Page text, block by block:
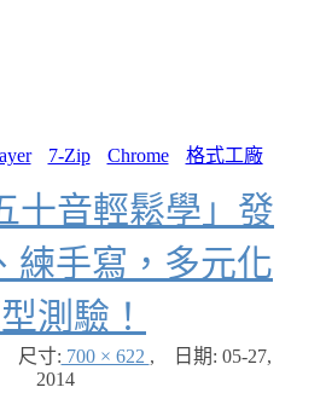
7-Zip Chrome 格式工廠
十音輕鬆學」發
練手寫，多元化
測驗！
尺寸: 700 × 622 , 日期: 05-27,
2014